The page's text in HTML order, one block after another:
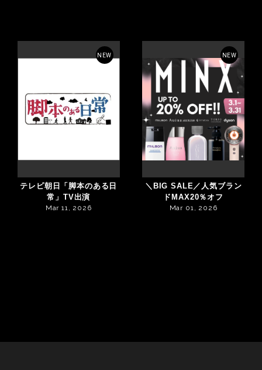
NEW
テレビ朝日「脚本のある日
常」TV出演
Mar 11, 2026
NEW
＼BIG SALE／人気ブラン
ドMAX20％オフ
Mar 01, 2026